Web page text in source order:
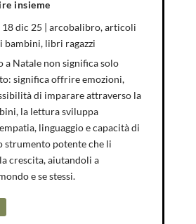
insieme
18 dic 25 | arcobalibro,articoli
bambini, libri ragazzi
a Natale non significa solo
significa offrire emozioni,
di imparare attraverso la
la lettura sviluppa
linguaggio e capacità di
strumento potente che li
crescita, aiutandoli a
e se stessi.